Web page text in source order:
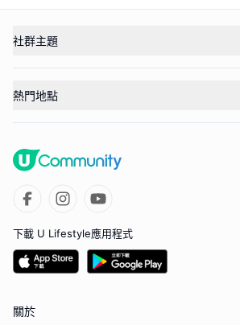
社群主題
熱門地點
下載 U Lifestyle應用程式
關於